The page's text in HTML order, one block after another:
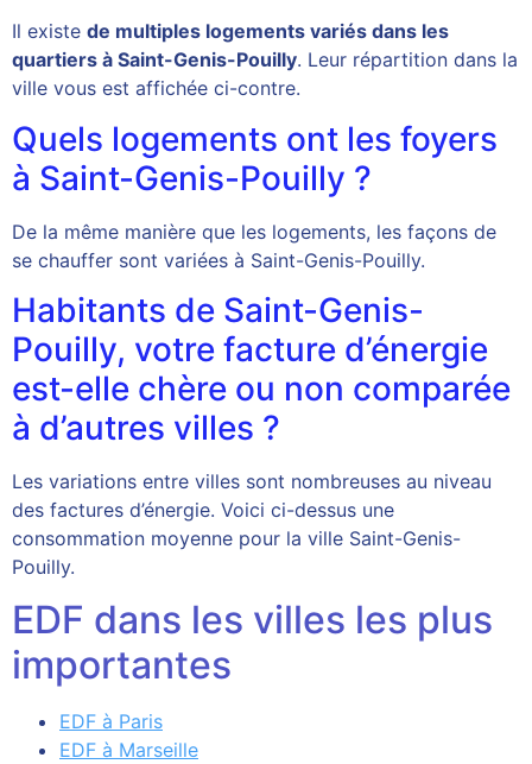
Il existe de multiples logements variés dans les
quartiers à Saint-Genis-Pouilly. Leur répartition dans la
ville vous est affichée ci-contre.
Quels logements ont les foyers
à Saint-Genis-Pouilly ?
De la même manière que les logements, les façons de
se chauffer sont variées à Saint-Genis-Pouilly.
Habitants de Saint-Genis-
Pouilly, votre facture d’énergie
est-elle chère ou non comparée
à d’autres villes ?
Les variations entre villes sont nombreuses au niveau
des factures d’énergie. Voici ci-dessus une
consommation moyenne pour la ville Saint-Genis-
Pouilly.
EDF dans les villes les plus
importantes
EDF à Paris
EDF à Marseille